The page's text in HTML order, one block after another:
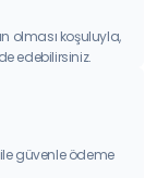
olması koşuluyla,
edebilirsiniz.
güvenle ödeme